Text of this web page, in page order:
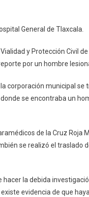
General de Tlaxcala.
y Protección Civil
por un hombre
corporación municipal
se encontraba un
de la Cruz Roja
se realizó el traslado
la debida
evidencia de que